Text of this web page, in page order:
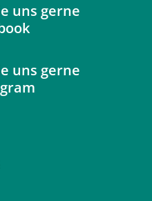
uns gerne
uns gerne